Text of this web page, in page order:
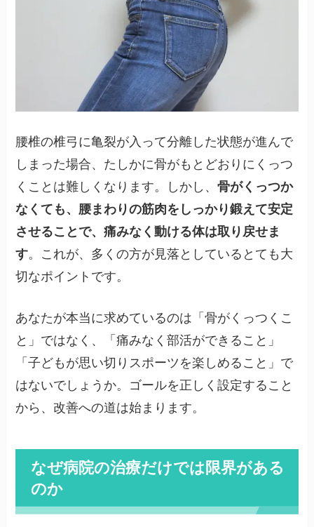
腰椎の椎弓に亀裂が入って分離した状態が進んで
しまった場合、たしかに骨がもとどおりにくっつ
くことは難しくなります。しかし、骨がくっつか
なくても、腰まわりの筋肉をしっかり鍛えて安定
させることで、痛みなく動ける体は取り戻せま
す。これが、多くの方が見落としているとても大
切なポイントです。
あなたが本当に求めているのは「骨がくっつくこ
と」ではなく、「痛みなく部活ができること」
「子どもが思い切りスポーツを楽しめること」で
はないでしょうか。ゴールを正しく設定すること
から、改善への道は始まります。
なぜ病院の治療だけでは限界がある
のか